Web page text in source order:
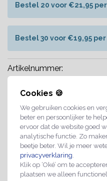
Cookies 🍪
We gebruiken cookies en
beter en persoonlijker te
ervoor dat de website goed
analytische functie. Zo
beetje beter. Wil je meer
privacyverklaring
Klik op ‘Oké’ om te
plaatsen we alleen
Bestel 20 voor €21,95
Bestel 30 voor €19,95
Artikelnummer:
Levertijd:
Maatwerk mogelijk
Professionele
Spoedlevering
Share with